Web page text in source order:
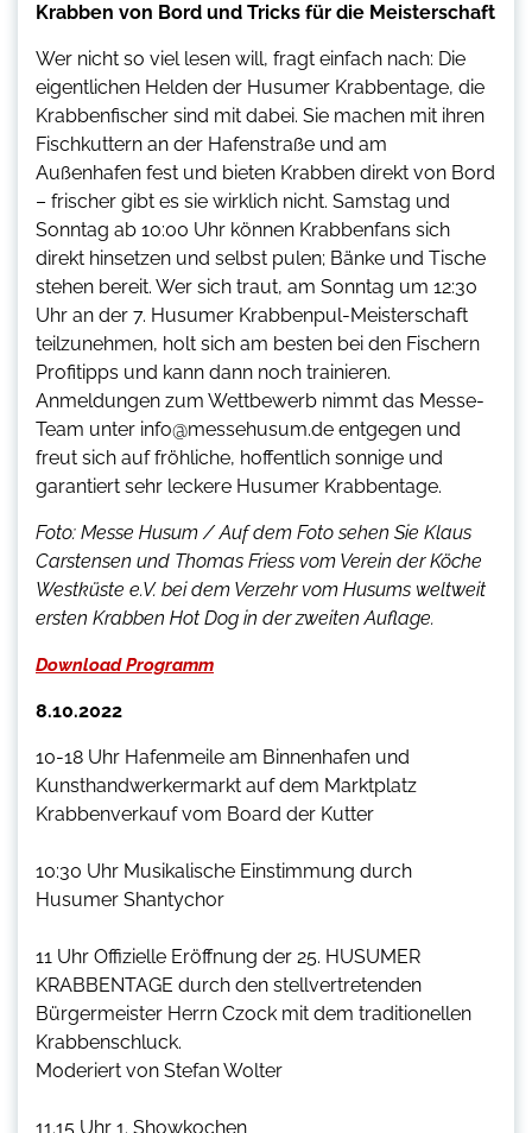
Krabben von Bord und Tricks für die Meisterschaft
Wer nicht so viel lesen will, fragt einfach nach: Die
eigentlichen Helden der Husumer Krabbentage, die
Krabbenfischer sind mit dabei. Sie machen mit ihren
Fischkuttern an der Hafenstraße und am
Außenhafen fest und bieten Krabben direkt von Bord
– frischer gibt es sie wirklich nicht. Samstag und
Sonntag ab 10:00 Uhr können Krabbenfans sich
direkt hinsetzen und selbst pulen; Bänke und Tische
stehen bereit. Wer sich traut, am Sonntag um 12:30
Uhr an der 7. Husumer Krabbenpul-Meisterschaft
teilzunehmen, holt sich am besten bei den Fischern
Profitipps und kann dann noch trainieren.
Anmeldungen zum Wettbewerb nimmt das Messe-
Team unter info@messehusum.de entgegen und
freut sich auf fröhliche, hoffentlich sonnige und
garantiert sehr leckere Husumer Krabbentage.
Foto: Messe Husum / Auf dem Foto sehen Sie Klaus
Carstensen und Thomas Friess vom Verein der Köche
Westküste e.V. bei dem Verzehr vom Husums weltweit
ersten Krabben Hot Dog in der zweiten Auflage.
Download Programm
8.10.2022
10-18 Uhr Hafenmeile am Binnenhafen und
Kunsthandwerkermarkt auf dem Marktplatz
Krabbenverkauf vom Board der Kutter
10:30 Uhr Musikalische Einstimmung durch
Husumer Shantychor
11 Uhr Offizielle Eröffnung der 25. HUSUMER
KRABBENTAGE durch den stellvertretenden
Bürgermeister Herrn Czock mit dem traditionellen
Krabbenschluck.
Moderiert von Stefan Wolter
11.15 Uhr 1. Showkochen